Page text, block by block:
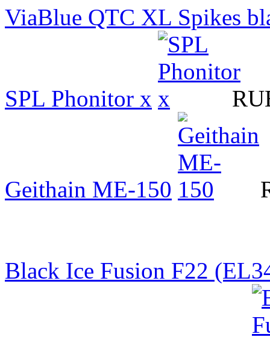
ViaBlue QTC XL Spikes
SPL Phonitor x
Geithain ME-150
Black Ice Fusion F22